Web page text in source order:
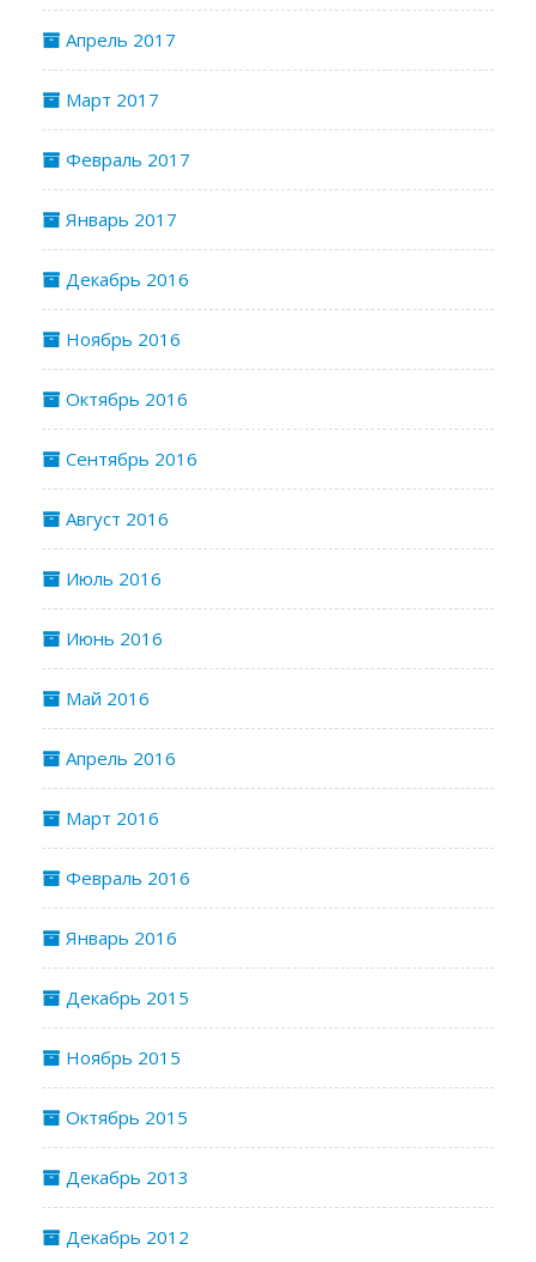
Апрель 2017
Март 2017
Февраль 2017
Январь 2017
Декабрь 2016
Ноябрь 2016
Октябрь 2016
Сентябрь 2016
Август 2016
Июль 2016
Июнь 2016
Май 2016
Апрель 2016
Март 2016
Февраль 2016
Январь 2016
Декабрь 2015
Ноябрь 2015
Октябрь 2015
Декабрь 2013
Декабрь 2012